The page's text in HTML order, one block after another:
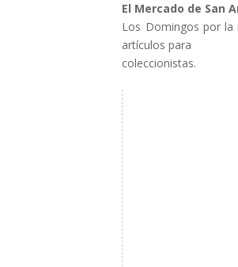
El Mercado de San
Los Domingos por la
artículos para
coleccionistas.